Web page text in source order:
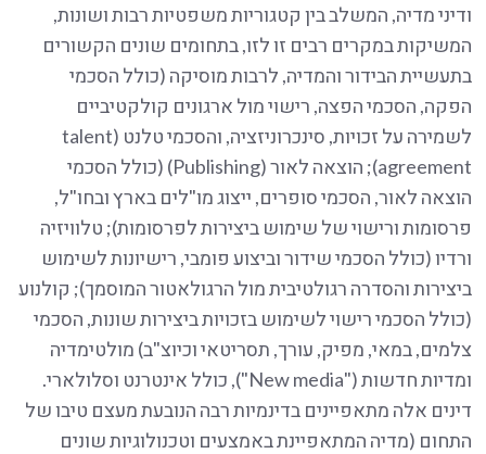
ודיני מדיה, המשלב בין קטגוריות משפטיות רבות ושונות,
המשיקות במקרים רבים זו לזו, בתחומים שונים הקשורים
בתעשיית הבידור והמדיה, לרבות מוסיקה (כולל הסכמי
הפקה, הסכמי הפצה, רישוי מול ארגונים קולקטיביים
לשמירה על זכויות, סינכרוניזציה, והסכמי טלנט (talent
agreement); הוצאה לאור (Publishing) (כולל הסכמי
הוצאה לאור, הסכמי סופרים, ייצוג מו"לים בארץ ובחו"ל,
פרסומות ורישוי של שימוש ביצירות לפרסומות); טלוויזיה
ורדיו (כולל הסכמי שידור וביצוע פומבי, רישיונות לשימוש
ביצירות והסדרה רגולטיבית מול הרגולאטור המוסמך); קולנוע
(כולל הסכמי רישוי לשימוש בזכויות ביצירות שונות, הסכמי
צלמים, במאי, מפיק, עורך, תסריטאי וכיוצ"ב) מולטימדיה
ומדיות חדשות ("New media"), כולל אינטרנט וסלולארי.
דינים אלה מתאפיינים בדינמיות רבה הנובעת מעצם טיבו של
התחום (מדיה המתאפיינת באמצעים וטכנולוגיות שונים